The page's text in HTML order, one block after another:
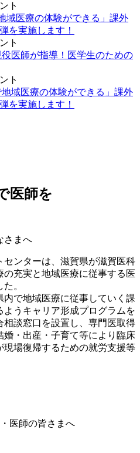
ト
域医療の体験ができる」課外
を実施します！
ト
役医師が指導！医学生のための
ト
地域医療の体験ができる」課外
を実施します！
医師を
ンターは、滋賀県が滋賀医科
充実と地域医療に従事する医
。
で地域医療に従事していく課
うキャリア形成プログラムを
談窓口を設置し、専門医取得
・出産・子育て等により臨床
場復帰するための就労支援等
医師の皆さまへ